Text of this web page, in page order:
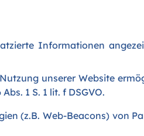
Informationen
unserer Website
1 S. 1 lit. f DSGVO.
(z.B. Web-Beacons) von